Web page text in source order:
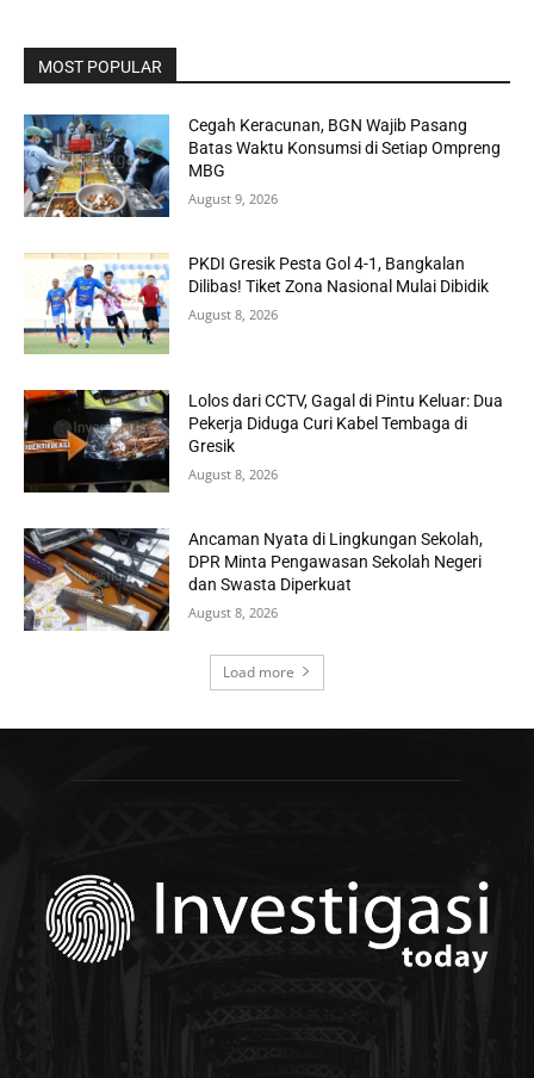
MOST POPULAR
Cegah Keracunan, BGN Wajib Pasang
Batas Waktu Konsumsi di Setiap Ompreng
MBG
August 9, 2026
PKDI Gresik Pesta Gol 4-1, Bangkalan
Dilibas! Tiket Zona Nasional Mulai Dibidik
August 8, 2026
Lolos dari CCTV, Gagal di Pintu Keluar: Dua
Pekerja Diduga Curi Kabel Tembaga di
Gresik
August 8, 2026
Ancaman Nyata di Lingkungan Sekolah,
DPR Minta Pengawasan Sekolah Negeri
dan Swasta Diperkuat
August 8, 2026
Load more